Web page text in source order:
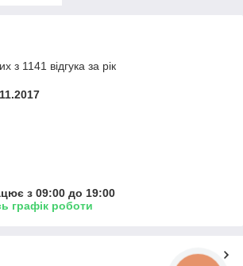
з 1141 відгука за рік
з 09:00 до 19:00
графік роботи